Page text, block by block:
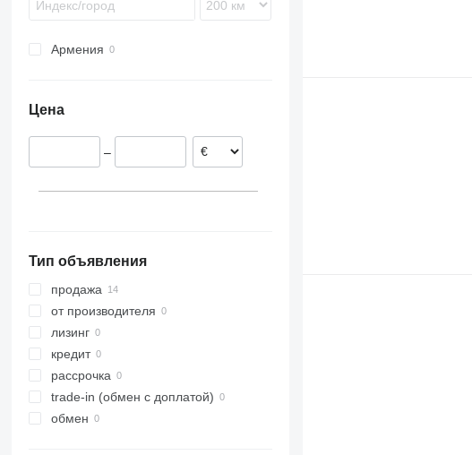
FL240
Армения
Цена
–
Тип объявления
продажа
от производителя
лизинг
кредит
рассрочка
trade-in (обмен с доплатой)
обмен